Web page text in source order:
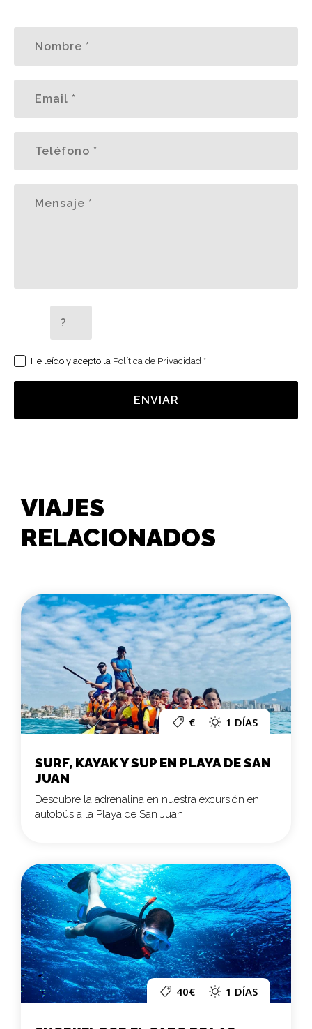
He leído y acepto la Política de Privacidad *
ENVIAR
VIAJES
RELACIONADOS
€ 1 DÍAS
SURF, KAYAK Y SUP EN PLAYA DE SAN
JUAN
Descubre la adrenalina en nuestra excursión en
autobús a la Playa de San Juan
40€ 1 DÍAS